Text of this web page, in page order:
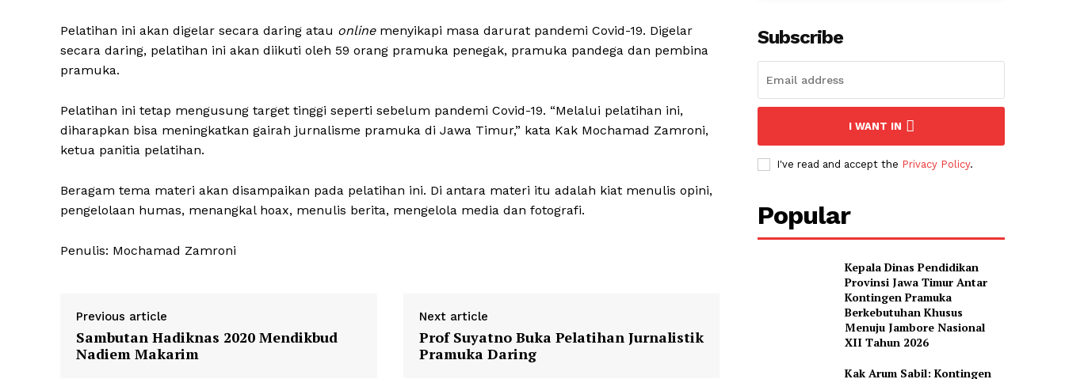
Pelatihan ini akan digelar secara daring atau onlinemenyikapi masa darurat pandemi Covid-19. Digelar
secara daring, pelatihan ini akan diikuti oleh 59 orang pramuka penegak, pramuka pandega dan pembina
pramuka.
Pelatihan ini tetap mengusung target tinggi seperti sebelum pandemi Covid-19. “Melalui pelatihan ini,
diharapkan bisa meningkatkan gairah jurnalisme pramuka di Jawa Timur,” kata Kak Mochamad Zamroni,
ketua panitia pelatihan.
Beragam tema materi akan disampaikan pada pelatihan ini. Di antara materi itu adalah kiat menulis opini,
pengelolaan humas, menangkal hoax, menulis berita, mengelola media dan fotografi.
Penulis: Mochamad Zamroni
Previous article
Sambutan Hadiknas 2020 Mendikbud
Nadiem Makarim
Next article
Prof Suyatno Buka Pelatihan Jurnalistik
Pramuka Daring
Subscribe
I WANT IN
I've read and accept the Privacy Policy.
Popular
Kepala Dinas Pendidikan
Provinsi Jawa Timur Antar
Kontingen Pramuka
Berkebutuhan Khusus
Menuju Jambore Nasional
XII Tahun 2026
Kak Arum Sabil: Kontingen